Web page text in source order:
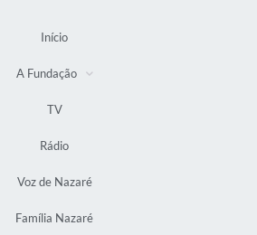
Início
A Fundação
TV
Rádio
Voz de Nazaré
Família Nazaré